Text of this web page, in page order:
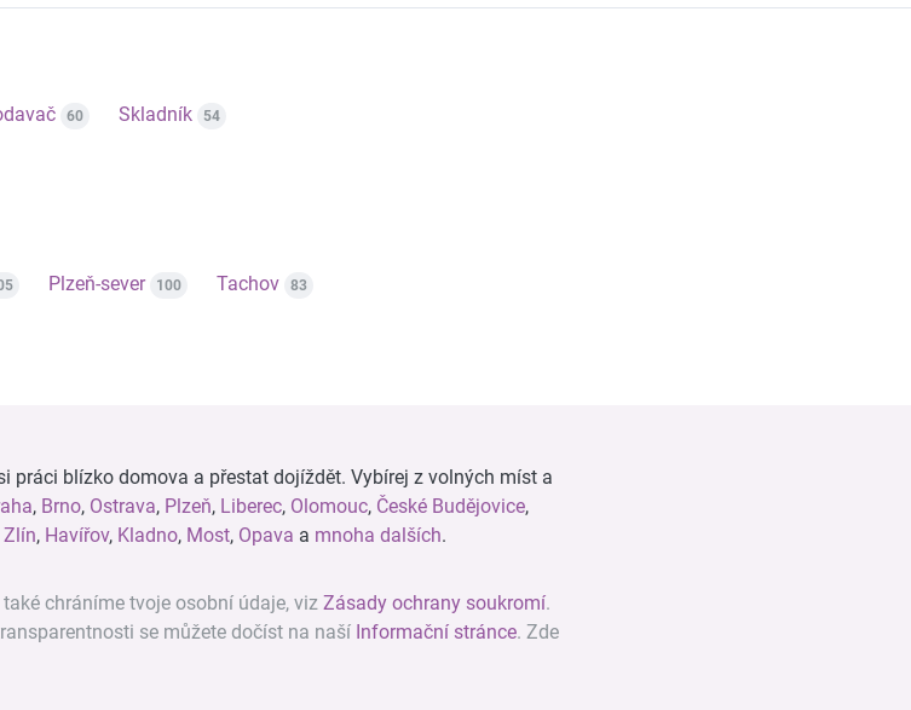
60 Skladník 54
Plzeň-sever 100 Tachov 83
práci blízko domova a přestat dojíždět. Vybírej z volných míst a
, Brno, Ostrava, Plzeň, Liberec, Olomouc, České Budějovice,
Zlín, Havířov, Kladno, Most, Opava a mnoha dalších.
také chráníme tvoje osobní údaje, viz Zásady ochrany soukromí.
se můžete dočíst na naší Informační stránce. Zde